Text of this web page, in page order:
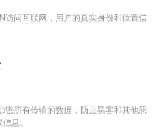
访问互联网，用户的真实身份和位置信
密所有传输的数据，防止黑客和其他恶
息。